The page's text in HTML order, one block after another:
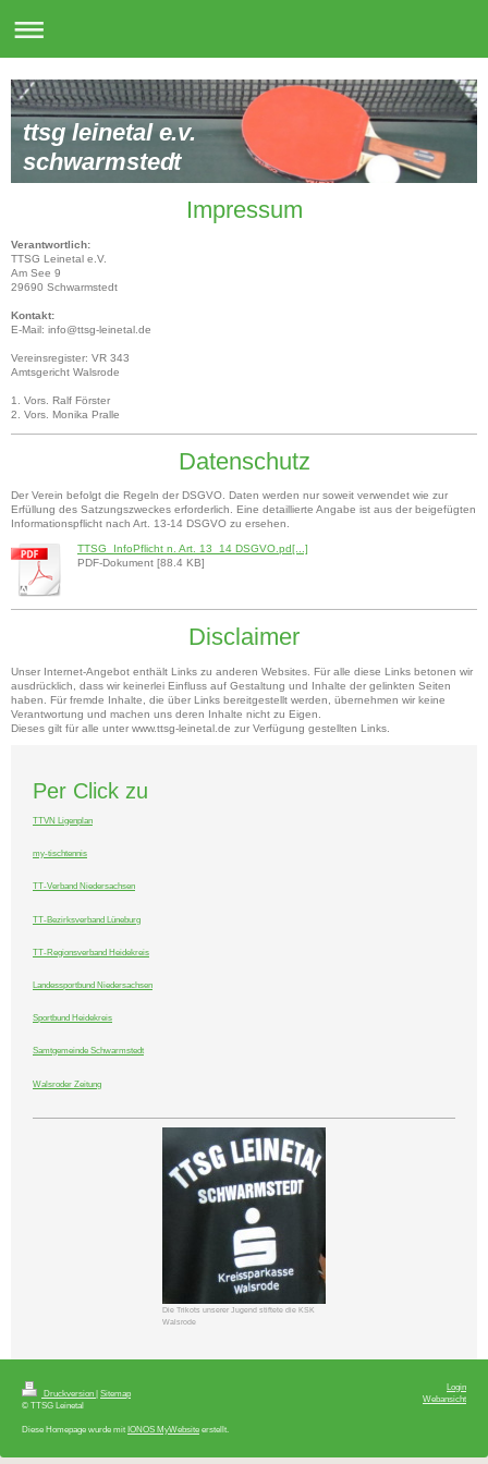
ttsg leinetal e.v.
schwarmstedt
Impressum
Verantwortlich:
TTSG Leinetal e.V.
Am See 9
29690 Schwarmstedt
Kontakt:
E-Mail: info@ttsg-leinetal.de
Vereinsregister: VR 343
Amtsgericht Walsrode
1. Vors. Ralf Förster
2. Vors. Monika Pralle
Datenschutz
Der Verein befolgt die Regeln der DSGVO. Daten werden nur soweit verwendet wie zur
Erfüllung des Satzungszweckes erforderlich. Eine detaillierte Angabe ist aus der beigefügten
Informationspflicht nach Art. 13-14 DSGVO zu ersehen.
TTSG_InfoPflicht n. Art. 13_14 DSGVO.pd[...]
PDF-Dokument [88.4 KB]
Disclaimer
Unser Internet-Angebot enthält Links zu anderen Websites. Für alle diese Links betonen wir
ausdrücklich, dass wir keinerlei Einfluss auf Gestaltung und Inhalte der gelinkten Seiten
haben. Für fremde Inhalte, die über Links bereitgestellt werden, übernehmen wir keine
Verantwortung und machen uns deren Inhalte nicht zu Eigen.
Dieses gilt für alle unter www.ttsg-leinetal.de zur Verfügung gestellten Links.
Per Click zu
TTVN Ligenplan
my-tischtennis
TT-Verband Niedersachsen
TT-Bezirksverband Lüneburg
TT-Regionsverband Heidekreis
Landessportbund Niedersachsen
Sportbund Heidekreis
Samtgemeinde Schwarmstedt
Walsroder Zeitung
Die Trikots unserer Jugend stiftete die KSK
Walsrode
Druckversion | Sitemap
© TTSG Leinetal
Diese Homepage wurde mit IONOS MyWebsite erstellt.
Login
Webansicht